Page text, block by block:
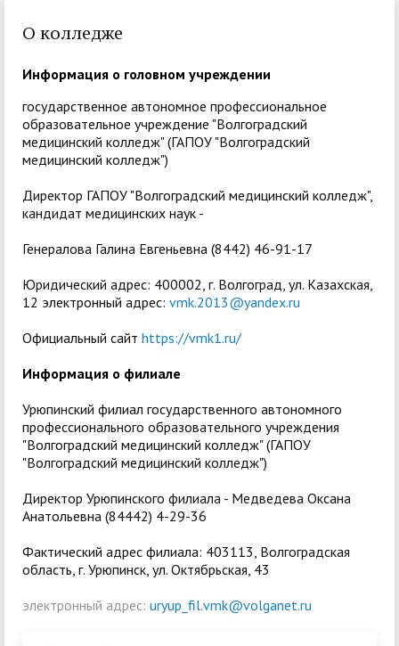
О колледже
Информация о головном учреждении
государственное автономное профессиональное
образовательное учреждение "Волгоградский
медицинский колледж"(ГАПОУ "Волгоградский
медицинский колледж")
Директор ГАПОУ "Волгоградский медицинский колледж",
кандидат медицинских наук -
Генералова Галина Евгеньевна (8442) 46-91-17
Юридический адрес: 400002, г. Волгоград, ул. Казахская,
12 электронный адрес: vmk.2013@yandex.ru
Официальный сайт https://vmk1.ru/
Информация о филиале
Урюпинский филиал государственного автономного
профессионального образовательного учреждения
"Волгоградский медицинский колледж" (ГАПОУ
"Волгоградский медицинский колледж")
Директор Урюпинского филиала - Медведева Оксана
Анатольевна (84442) 4-29-36
Фактический адрес филиала: 403113, Волгоградская
область, г. Урюпинск, ул. Октябрьская, 43
электронный адрес: uryup_fil.vmk@volganet.ru